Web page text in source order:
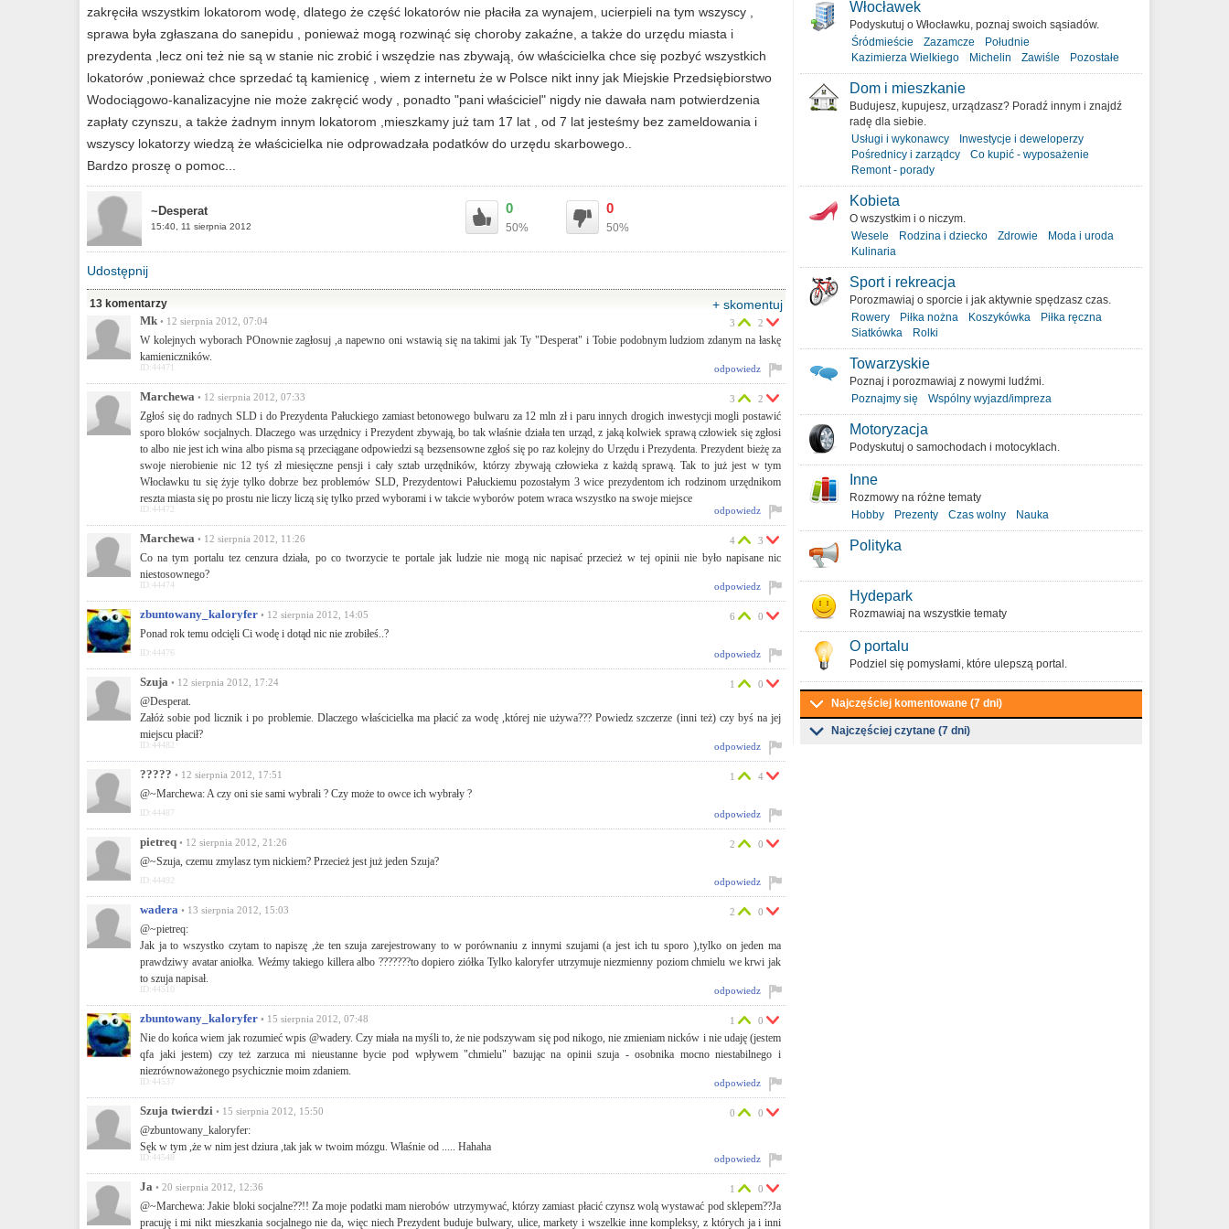
zakręciła wszystkim lokatorom wodę, dlatego że część lokatorów nie płaciła za wynajem, ucierpieli na tym wszyscy ,
sprawa była zgłaszana do sanepidu , ponieważ mogą rozwinąć się choroby zakaźne, a także do urzędu miasta i
prezydenta ,lecz oni też nie są w stanie nic zrobić i wszędzie nas zbywają, ów właścicielka chce się pozbyć wszystkich
lokatorów ,ponieważ chce sprzedać tą kamienicę , wiem z internetu że w Polsce nikt inny jak Miejskie Przedsiębiorstwo
Wodociągowo-kanalizacyjne nie może zakręcić wody , ponadto "pani właściciel" nigdy nie dawała nam potwierdzenia
zapłaty czynszu, a także żadnym innym lokatorom ,mieszkamy już tam 17 lat , od 7 lat jesteśmy bez zameldowania i
wszyscy lokatorzy wiedzą że właścicielka nie odprowadzała podatków do urzędu skarbowego..
Bardzo proszę o pomoc...
~Desperat
15:40, 11 sierpnia 2012
0
50%
0
50%
Udostępnij
13 komentarzy + skomentuj
Mk • 12 sierpnia 2012, 07:04
W kolejnych wyborach POnownie zagłosuj ,a napewno oni wstawią się na takimi jak Ty "Desperat" i Tobie podobnym ludziom zdanym na łaskę
kamieniczników.
3 2
odpowiedz
ID:44471
Marchewa • 12 sierpnia 2012, 07:33
Zgłoś się do radnych SLD i do Prezydenta Pałuckiego zamiast betonowego bulwaru za 12 mln zł i paru innych drogich inwestycji mogli postawić
sporo bloków socjalnych. Dlaczego was urzędnicy i Prezydent zbywają, bo tak właśnie działa ten urząd, z jaką kolwiek sprawą człowiek się zgłosi
to albo nie jest ich wina albo pisma są przeciągane odpowiedzi są bezsensowne zgłoś się po raz kolejny do Urzędu i Prezydenta. Prezydent bieżę za
swoje nierobienie nic 12 tyś zł miesięczne pensji i cały sztab urzędników, którzy zbywają człowieka z każdą sprawą. Tak to już jest w tym
Włocławku tu się żyje tylko dobrze bez problemów SLD, Prezydentowi Pałuckiemu pozostałym 3 wice prezydentom ich rodzinom urzędnikom
reszta miasta się po prostu nie liczy liczą się tylko przed wyborami i w takcie wyborów potem wraca wszystko na swoje miejsce
3 2
odpowiedz
ID:44472
Marchewa • 12 sierpnia 2012, 11:26
Co na tym portalu tez cenzura działa, po co tworzycie te portale jak ludzie nie mogą nic napisać przecież w tej opinii nie było napisane nic
niestosownego?
4 3
odpowiedz
ID:44474
zbuntowany_kaloryfer • 12 sierpnia 2012, 14:05
Ponad rok temu odcięli Ci wodę i dotąd nic nie zrobiłeś..?
6 0
odpowiedz
ID:44476
Szuja • 12 sierpnia 2012, 17:24
@Desperat.
Załóż sobie pod licznik i po problemie. Dlaczego właścicielka ma płacić za wodę ,której nie używa??? Powiedz szczerze (inni też) czy byś na jej
miejscu płacił?
1 0
odpowiedz
ID:44482
????? • 12 sierpnia 2012, 17:51
@~Marchewa: A czy oni sie sami wybrali ? Czy może to owce ich wybrały ?
1 4
odpowiedz
ID:44487
pietreq • 12 sierpnia 2012, 21:26
@~Szuja, czemu zmylasz tym nickiem? Przecież jest już jeden Szuja?
2 0
odpowiedz
ID:44492
wadera • 13 sierpnia 2012, 15:03
@~pietreq:
Jak ja to wszystko czytam to napiszę ,że ten szuja zarejestrowany to w porównaniu z innymi szujami (a jest ich tu sporo ),tylko on jeden ma
prawdziwy avatar aniołka. Weźmy takiego killera albo ???????to dopiero ziółka Tylko kaloryfer utrzymuje niezmienny poziom chmielu we krwi jak
to szuja napisał.
2 0
odpowiedz
ID:44510
zbuntowany_kaloryfer • 15 sierpnia 2012, 07:48
Nie do końca wiem jak rozumieć wpis @wadery. Czy miała na myśli to, że nie podszywam się pod nikogo, nie zmieniam nicków i nie udaję (jestem
qfa jaki jestem) czy też zarzuca mi nieustanne bycie pod wpływem "chmielu" bazując na opinii szuja - osobnika mocno niestabilnego i
niezrównoważonego psychicznie moim zdaniem.
1 0
odpowiedz
ID:44537
Szuja twierdzi • 15 sierpnia 2012, 15:50
@zbuntowany_kaloryfer:
Sęk w tym ,że w nim jest dziura ,tak jak w twoim mózgu. Właśnie od ..... Hahaha
0 0
odpowiedz
ID:44548
Ja • 20 sierpnia 2012, 12:36
@~Marchewa: Jakie bloki socjalne??!! Za moje podatki mam nierobów utrzymywać, którzy zamiast płacić czynsz wolą wystawać pod sklepem??Ja
pracuję i mi nikt mieszkania socjalnego nie da, więc niech Prezydent buduje bulwary, ulice, markety i wszelkie inne kompleksy, z których ja i inni
1 0
Włocławek
Podyskutuj o Włocławku, poznaj swoich sąsiadów.
Śródmieście
Zazamcze
Południe
Kazimierza Wielkiego
Michelin Zawiśle Pozostałe
Dom i mieszkanie
Budujesz, kupujesz, urządzasz? Poradź innym i znajdź
radę dla siebie.
Usługi i wykonawcy
Inwestycje i deweloperzy
Pośrednicy i zarządcy
Co kupić - wyposażenie
Remont - porady
Kobieta
O wszystkim i o niczym.
Wesele
Rodzina i dziecko Zdrowie
Moda i uroda
Kulinaria
Sport i rekreacja
Porozmawiaj o sporcie i jak aktywnie spędzasz czas.
Rowery
Piłka nożna Koszykówka
Piłka ręczna
Siatkówka
Rolki
Towarzyskie
Poznaj i porozmawiaj z nowymi ludźmi.
Poznajmy się
Wspólny wyjazd/impreza
Motoryzacja
Podyskutuj o samochodach i motocyklach.
Inne
Rozmowy na różne tematy
Hobby
Prezenty Czas wolny Nauka
Polityka
Hydepark
Rozmawiaj na wszystkie tematy
O portalu
Podziel się pomysłami, które ulepszą portal.
Najczęściej komentowane (7 dni)
Najczęściej czytane (7 dni)